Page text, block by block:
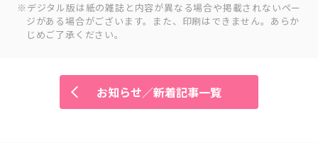
デジタル版は紙の雑誌と内容が異なる場合や掲載されないペー
ジがある場合がございます。また、印刷はできません。あらか
じめご了承ください。
お知らせ／新着記事一覧